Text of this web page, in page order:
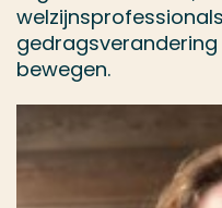
bewegen.